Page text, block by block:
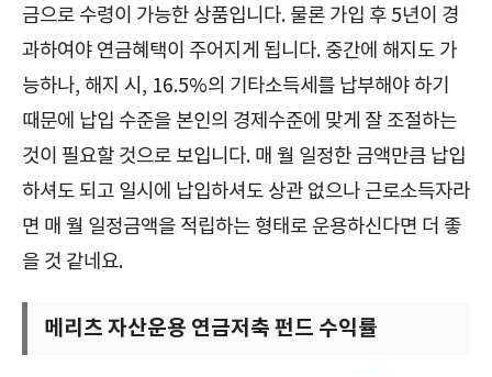
금으로 수령이 가능한 상품입니다. 물론 가입 후 5년이 경
과하여야 연금혜택이 주어지게 됩니다. 중간에 해지도 가
능하나, 해지 시, 16.5%의 기타소득세를 납부해야 하기
때문에 납입 수준을 본인의 경제수준에 맞게 잘 조절하는
것이 필요할 것으로 보입니다. 매 월 일정한 금액만큼 납입
하셔도 되고 일시에 납입하셔도 상관 없으나 근로소득자라
면 매 월 일정금액을 적립하는 형태로 운용하신다면 더 좋
을 것 같네요.
메리츠 자산운용 연금저축 펀드 수익률